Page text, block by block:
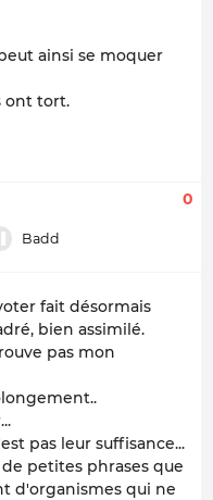
ainsi se moquer
ont tort.
Badd
0
fait désormais
bien assimilé.
pas mon
pas leur suffisance...
petites phrases que
d'organismes qui ne